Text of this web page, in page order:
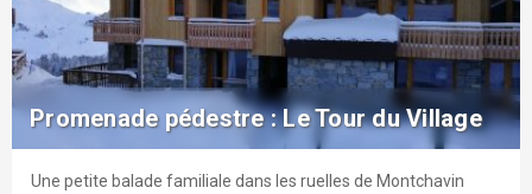
Promenade pédestre : Le Tour du Village
Une petite balade familiale dans les ruelles de Montchavin